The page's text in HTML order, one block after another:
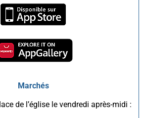
Marchés
de l’église le vendredi après-midi :